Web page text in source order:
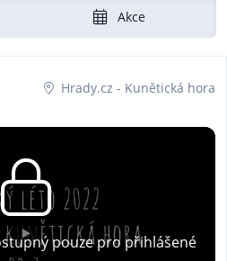
Akce
Hrady.cz - Kunětická hora
pouze pro přihlášené